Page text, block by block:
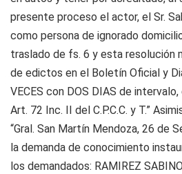
presente proceso el actor, el Sr.
como persona de ignorado
traslado de fs. 6 y esta resolución
de edictos en el Boletín Oficial y
VECES con DOS DIAS de
Art. 72 Inc. II del C.P.C.C. y T.”
“Gral. San Martín Mendoza, 26 de
la demanda de conocimiento
los demandados: RAMIREZ